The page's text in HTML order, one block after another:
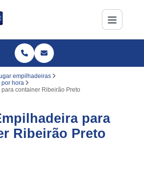
empilhadeiras
hora
container Ribeirão Preto
para
Ribeirão Preto